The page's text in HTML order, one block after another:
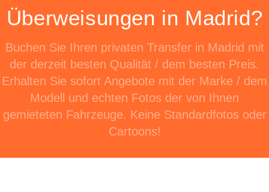
Überweisungen in Madrid?
Buchen Sie Ihren privaten Transfer in Madrid mit
der derzeit besten Qualität / dem besten Preis.
Erhalten Sie sofort Angebote mit der Marke / dem
Modell und echten Fotos der von Ihnen
gemieteten Fahrzeuge. Keine Standardfotos oder
Cartoons!